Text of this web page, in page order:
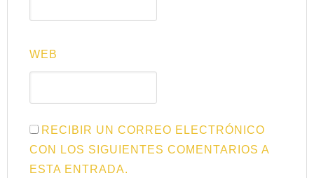
WEB
RECIBIR UN CORREO ELECTRÓNICO
CON LOS SIGUIENTES COMENTARIOS A
ESTA ENTRADA.